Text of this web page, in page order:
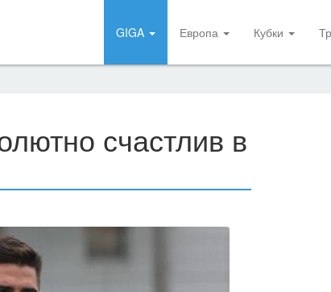
GIGA Европа Кубки
счастлив в